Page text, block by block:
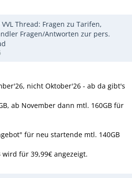
Thread: Fragen zu Tarifen,
Fragen/Antworten zur pers.
nicht Oktober'26 - ab da gibt's
ab November dann mtl. 160GB für
für neu startende mtl. 140GB
wird für 39,99€ angezeigt.